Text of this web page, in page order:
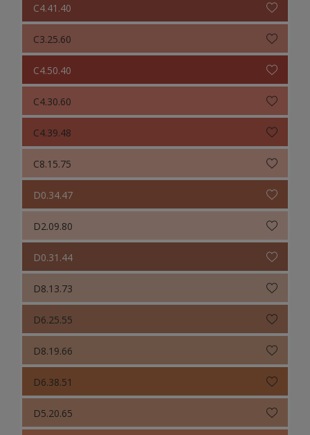
C4.41.40
C3.25.60
C4.50.40
C4.30.60
C4.39.48
C8.15.75
D0.34.47
D2.09.80
D0.31.44
D8.13.73
D6.25.55
D8.19.66
D6.38.51
D5.20.65